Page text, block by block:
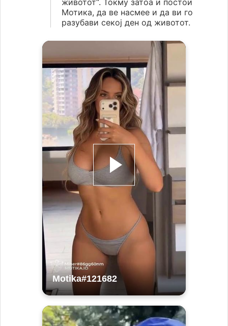
Мотика, да ве насмее и да ви го
разубави секој ден од животот.